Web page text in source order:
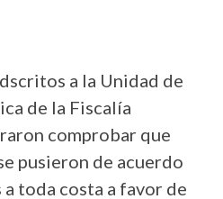
a la Unidad de
de la Fiscalía
comprobar que
pusieron de acuerdo
toda costa a favor de